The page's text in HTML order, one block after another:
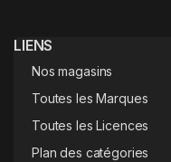
LIENS
Nos magasins
Toutes les Marques
Toutes les Licences
Plan des catégories